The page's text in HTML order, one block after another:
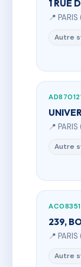
1 RUE
📍
Autre
📍
Autre
239,
📍
Autre